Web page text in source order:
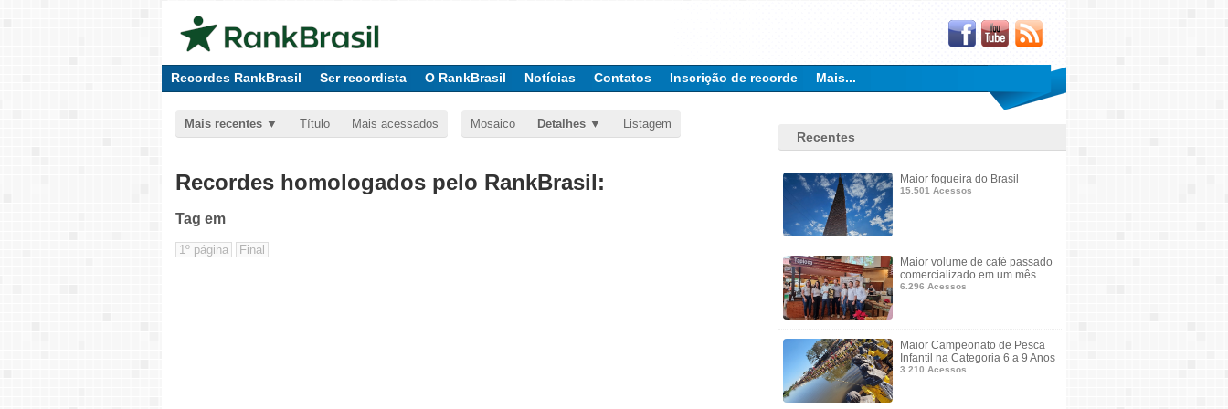
Recordes RankBrasil Ser recordista O RankBrasil Notícias Contatos Inscrição de recorde Mais...
Mais recentes Título Mais acessados Mosaico Detalhes Listagem
Recordes homologados pelo RankBrasil:
Tag em
Recentes
Maior fogueira do Brasil
15.501 Acessos
Maior volume de café passado
comercializado em um mês
6.296 Acessos
Maior Campeonato de Pesca
Infantil na Categoria 6 a 9 Anos
3.210 Acessos